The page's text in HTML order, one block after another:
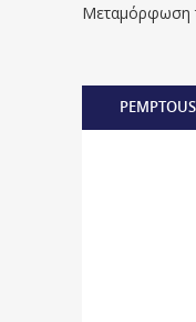
Μεταμόρφωση